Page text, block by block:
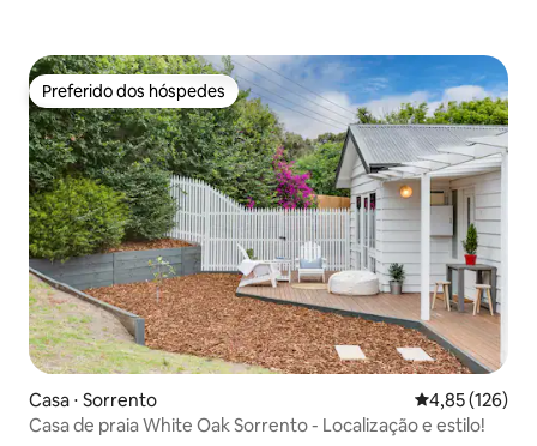
Preferido dos hóspedes
Preferido dos hóspedes
Casa ⋅ Sorrento 4,85 de uma
4,85 (126)
Casa de praia White Oak Sorrento - Localização e estilo!